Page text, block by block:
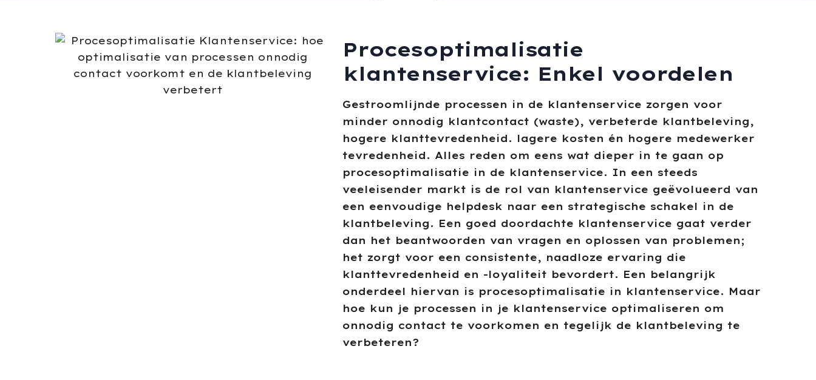
Procesoptimalisatie
klantenservice: Enkel voordelen
Gestroomlijnde processen in de klantenservice zorgen voor
minder onnodig klantcontact (waste), verbeterde klantbeleving,
hogere klanttevredenheid. lagere kosten én hogere medewerker
tevredenheid. Alles reden om eens wat dieper in te gaan op
procesoptimalisatie in de klantenservice. In een steeds
veeleisender markt is de rol van klantenservice geëvolueerd van
een eenvoudige helpdesk naar een strategische schakel in de
klantbeleving. Een goed doordachte klantenservice gaat verder
dan het beantwoorden van vragen en oplossen van problemen;
het zorgt voor een consistente, naadloze ervaring die
klanttevredenheid en -loyaliteit bevordert. Een belangrijk
onderdeel hiervan is procesoptimalisatie in klantenservice. Maar
hoe kun je processen in je klantenservice optimaliseren om
onnodig contact te voorkomen en tegelijk de klantbeleving te
verbeteren?